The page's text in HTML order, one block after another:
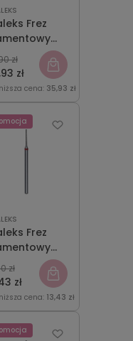
Frez
12mm
zł
zł
cena: 35,93 zł
Frez
Czerwona
10mm
zł
zł
cena: 13,43 zł